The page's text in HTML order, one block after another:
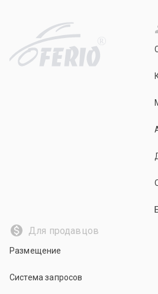
R
Для продавцов
Размещение
Система запросов